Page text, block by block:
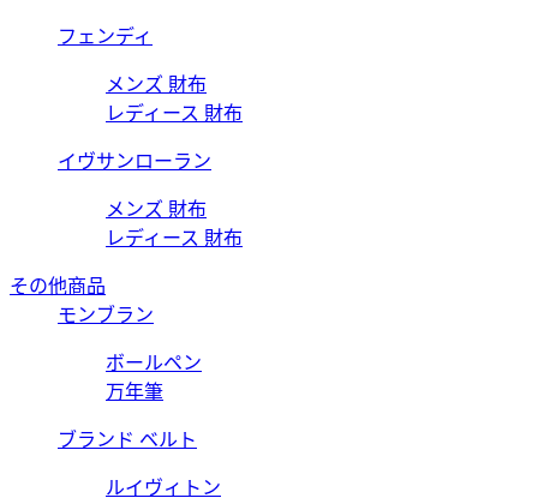
フェンディ
メンズ 財布
レディース 財布
イヴサンローラン
メンズ 財布
レディース 財布
その他商品
モンブラン
ボールペン
万年筆
ブランド ベルト
ルイヴィトン